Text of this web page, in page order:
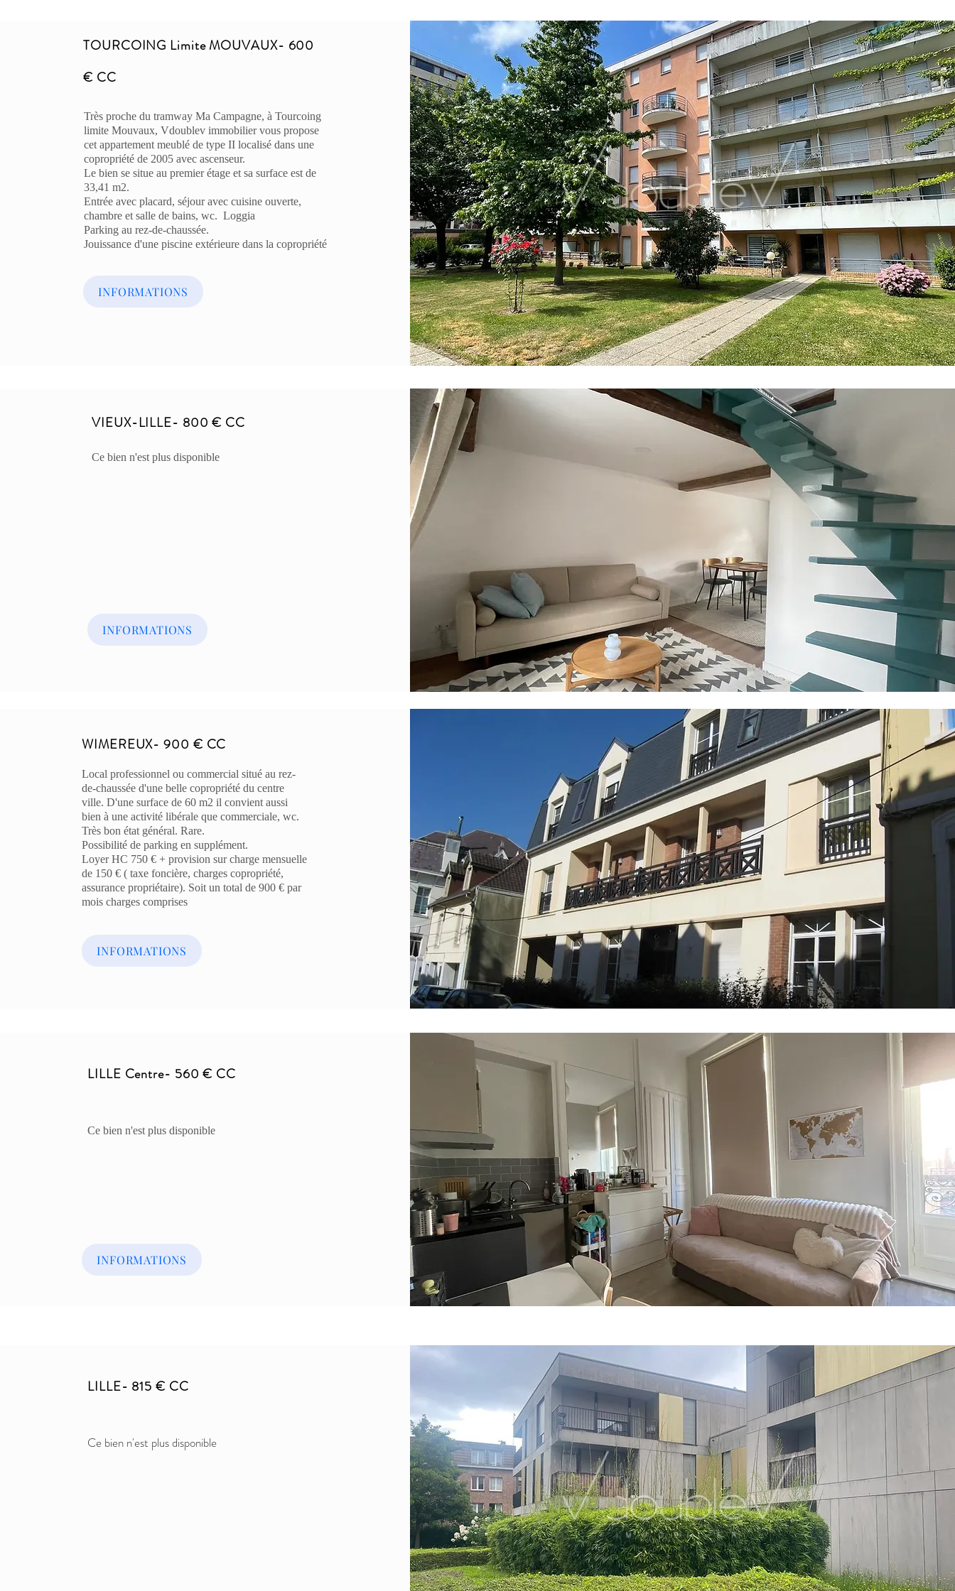
TOURCOING Limite MOUVAUX- 600
€ CC
Très proche du tramway Ma Campagne, à Tourcoing
limite Mouvaux, Vdoublev immobilier vous propose
cet appartement meublé de type II localisé dans une
copropriété de 2005 avec ascenseur.
Le bien se situe au premier étage et sa surface est de
33,41 m2.
Entrée avec placard, séjour avec cuisine ouverte,
chambre et salle de bains, wc. Loggia
Parking au rez-de-chaussée.
Jouissance d'une piscine extérieure dans la copropriété
INFORMATIONS
VIEUX-LILLE- 800 € CC
​Ce bien n'est plus disponible
INFORMATIONS
WIMEREUX- 900 € CC
Local professionnel ou commercial situé au rez-
de-chaussée d'une belle copropriété du centre
ville. D'une surface de 60 m2 il convient aussi
bien à une activité libérale que commerciale, wc.
Très bon état général. Rare.
Possibilité de parking en supplément.
Loyer HC 750 € + provision sur charge mensuelle
de 150 € ( taxe foncière, charges copropriété,
assurance propriétaire). Soit un total de 900 € par
mois charges comprises
INFORMATIONS
LILLE Centre- 560 € CC
Ce bien n'est plus disponible
INFORMATIONS
LILLE- 815 € CC
Ce bien n'est plus disponible​